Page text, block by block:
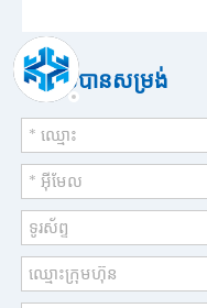
ទទួលបានសម្រង់